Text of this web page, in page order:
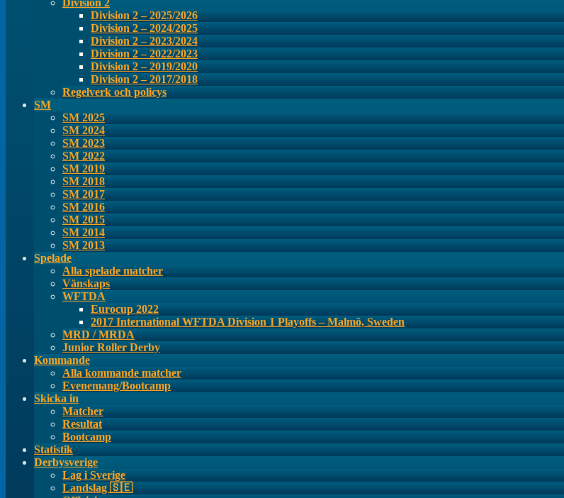
Division 2 – 2025/2026
Division 2 – 2024/2025
Division 2 – 2023/2024
Division 2 – 2022/2023
Division 2 – 2019/2020
Division 2 – 2017/2018
Regelverk och policys
SM
SM 2025
SM 2024
SM 2023
SM 2022
SM 2019
SM 2018
SM 2017
SM 2016
SM 2015
SM 2014
SM 2013
Spelade
Alla spelade matcher
Vänskaps
WFTDA
Eurocup 2022
2017 International WFTDA Division 1 Playoffs – Malmö, Sweden
MRD / MRDA
Junior Roller Derby
Kommande
Alla kommande matcher
Evenemang/Bootcamp
Skicka in
Matcher
Resultat
Bootcamp
Statistik
Derbysverige
Lag i Sverige
Landslag 🇸🇪